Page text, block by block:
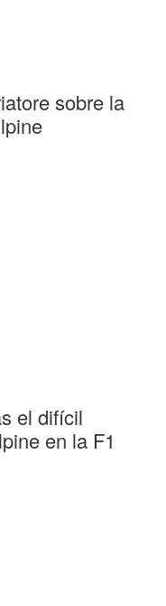
sobre la
el difícil
en la F1